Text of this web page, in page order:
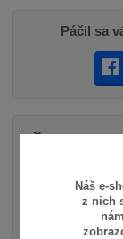
Páčil sa
umelý ratan
ratan na
Náš e-
z nich